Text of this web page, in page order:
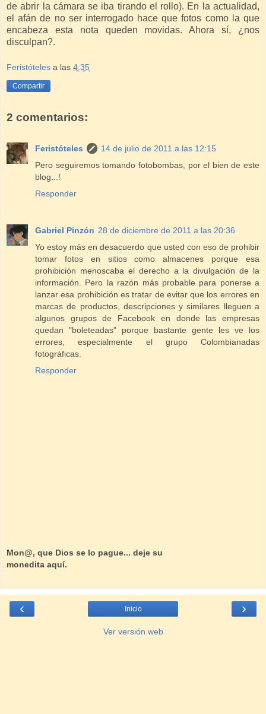
de abrir la cámara se iba tirando el rollo). En la actualidad,
el afán de no ser interrogado hace que fotos como la que
encabeza esta nota queden movidas. Ahora sí, ¿nos
disculpan?.
Feristóteles a las 4:35
Compartir
2 comentarios:
Feristóteles
14 de julio de 2011 a las 12:15
Pero seguiremos tomando fotobombas, por el bien de este
blog...!
Responder
Gabriel Pinzón 28 de diciembre de 2011 a las 20:36
Yo estoy más en desacuerdo que usted con eso de prohibir
tomar fotos en sitios como almacenes porque esa
prohibición menoscaba el derecho a la divulgación de la
información. Pero la razón más probable para ponerse a
lanzar esa prohibición es tratar de evitar que los errores en
marcas de productos, descripciones y similares lleguen a
algunos grupos de Facebook en donde las empresas
quedan "boleteadas" porque bastante gente les ve los
errores, especialmente el grupo Colombianadas
fotográficas.
Responder
Mon@, que Dios se lo pague... deje su
monedita aquí.
‹ ›
Inicio
Ver versión web